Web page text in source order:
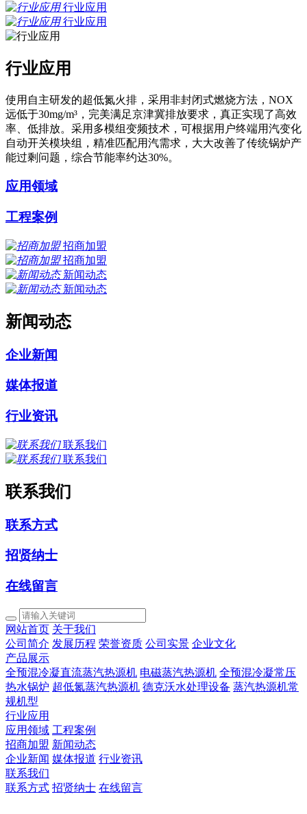
行业应用
行业应用
行业应用
使用自主研发的超低氮火排，采用非封闭式燃烧方法，NOX
远低于30mg/m³，完美满足京津冀排放要求，真正实现了高效
率、低排放。采用多模组变频技术，可根据用户终端用汽变化
自动开关模块组，精准匹配用汽需求，大大改善了传统锅炉产
能过剩问题，综合节能率约达30%。
应用领域
工程案例
招商加盟
招商加盟
新闻动态
新闻动态
新闻动态
企业新闻
媒体报道
行业资讯
联系我们
联系我们
联系我们
联系方式
招贤纳士
在线留言
网站首页 关于我们
公司简介 发展历程 荣誉资质 公司实景 企业文化
产品展示
全预混冷凝直流蒸汽热源机 电磁蒸汽热源机 全预混冷凝常压
热水锅炉 超低氮蒸汽热源机 德克沃水处理设备 蒸汽热源机常
规机型
行业应用
应用领域 工程案例
招商加盟 新闻动态
企业新闻 媒体报道 行业资讯
联系我们
联系方式 招贤纳士 在线留言